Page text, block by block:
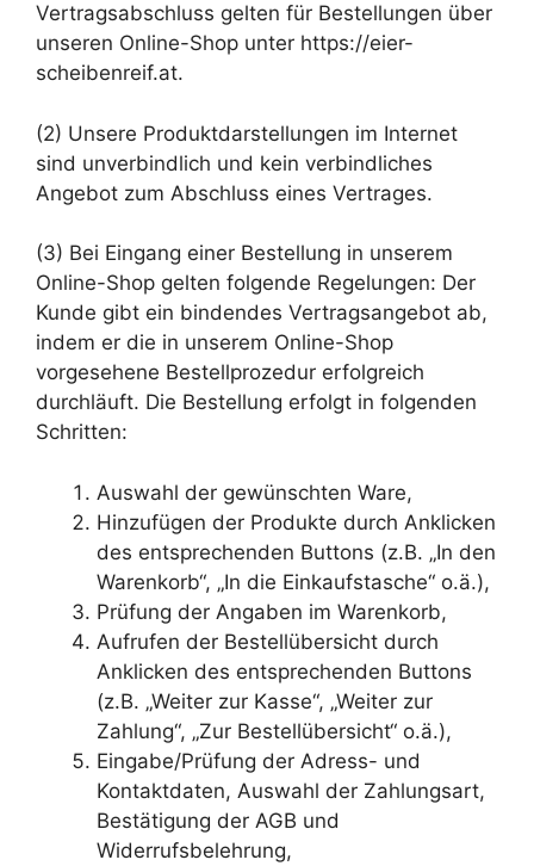
Vertragsabschluss gelten für Bestellungen über
unseren Online-Shop unter https://eier-
scheibenreif.at.
(2) Unsere Produktdarstellungen im Internet
sind unverbindlich und kein verbindliches
Angebot zum Abschluss eines Vertrages.
(3) Bei Eingang einer Bestellung in unserem
Online-Shop gelten folgende Regelungen: Der
Kunde gibt ein bindendes Vertragsangebot ab,
indem er die in unserem Online-Shop
vorgesehene Bestellprozedur erfolgreich
durchläuft. Die Bestellung erfolgt in folgenden
Schritten:
Auswahl der gewünschten Ware,
Hinzufügen der Produkte durch Anklicken
des entsprechenden Buttons (z.B. „In den
Warenkorb“, „In die Einkaufstasche“ o.ä.),
Prüfung der Angaben im Warenkorb,
Aufrufen der Bestellübersicht durch
Anklicken des entsprechenden Buttons
(z.B. „Weiter zur Kasse“, „Weiter zur
Zahlung“, „Zur Bestellübersicht“ o.ä.),
Eingabe/Prüfung der Adress- und
Kontaktdaten, Auswahl der Zahlungsart,
Bestätigung der AGB und
Widerrufsbelehrung,